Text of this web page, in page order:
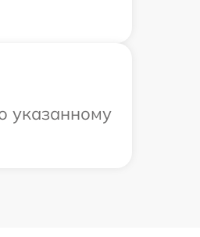
указанному